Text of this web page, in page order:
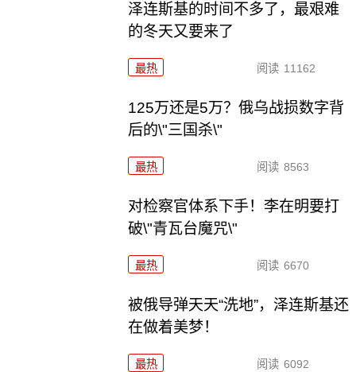
泽连斯基的时间不多了，最艰难
的冬天又要来了
最热 阅读 11162
125万还是5万？俄乌战损数字背
后的\"三国杀\"
最热 阅读 8563
对检察官体系下手！李在明要打
破\"青瓦台魔咒\"
最热 阅读 6670
被俄导弹天天“洗地”，泽连斯基还
在做着美梦！
最热 阅读 6092